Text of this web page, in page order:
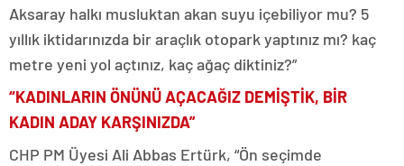
Aksaray halkı musluktan akan suyu içebiliyor mu? 5
yıllık iktidarınızda bir araçlık otopark yaptınız mı? kaç
metre yeni yol açtınız, kaç ağaç diktiniz?”
“KADINLARIN ÖNÜNÜ AÇACAĞIZ DEMİŞTİK, BİR
KADIN ADAY KARŞINIZDA”
CHP PM Üyesi Ali Abbas Ertürk, “Ön seçimde